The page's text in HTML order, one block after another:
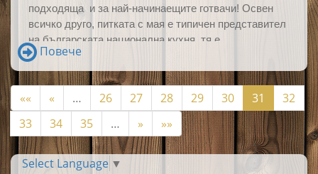
подходяща и за най-начинаещите готвачи! Освен
всичко друго, питката с мая е типичен представител
на българската национална кухня, тя е
задължителна част от трапезата на много български
празници.
Повече
«« « … 26 27 28 29 30 31
32
33
34 35 … » »»
Select Language ▼